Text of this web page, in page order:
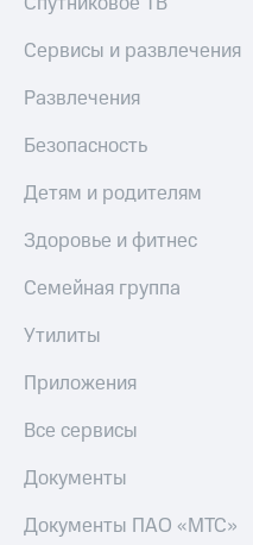
Сервисы и развлечения
Развлечения
Безопасность
Детям и родителям
Здоровье и фитнес
Семейная группа
Утилиты
Приложения
Все сервисы
Документы
Документы ПАО «МТС»